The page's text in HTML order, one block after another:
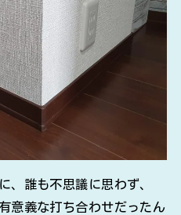
、誰も不思議に思わず、
意義な打ち合わせだったん